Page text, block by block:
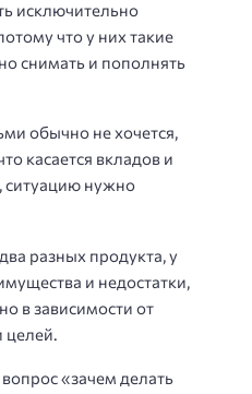
исключительно
что у них такие
снимать и пополнять
обычно не хочется,
касается вкладов и
ситуацию нужно
разных продукта, у
и недостатки,
в зависимости от
целей.
«зачем делать